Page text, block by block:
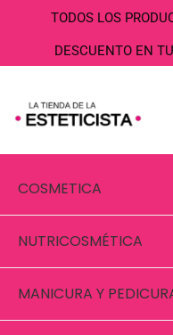
TODOS LOS
DESCUENTO EN
COSMETICA
NUTRICOSMÉTICA
MANICURA Y